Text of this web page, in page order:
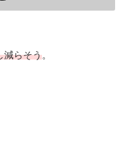
減らそう